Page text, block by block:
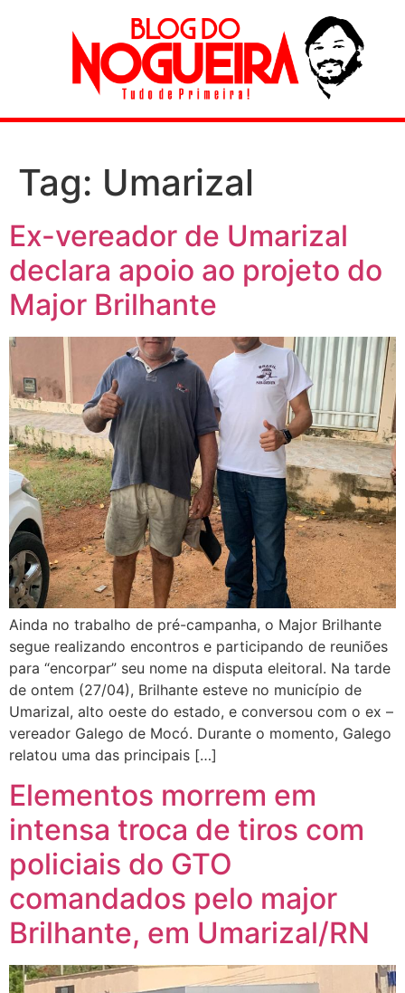
Tag: Umarizal
Ex-vereador de Umarizal
declara apoio ao projeto do
Major Brilhante
Ainda no trabalho de pré-campanha, o Major Brilhante
segue realizando encontros e participando de reuniões
para “encorpar” seu nome na disputa eleitoral. Na tarde
de ontem (27/04), Brilhante esteve no município de
Umarizal, alto oeste do estado, e conversou com o ex –
vereador Galego de Mocó. Durante o momento, Galego
relatou uma das principais […]
Elementos morrem em
intensa troca de tiros com
policiais do GTO
comandados pelo major
Brilhante, em Umarizal/RN